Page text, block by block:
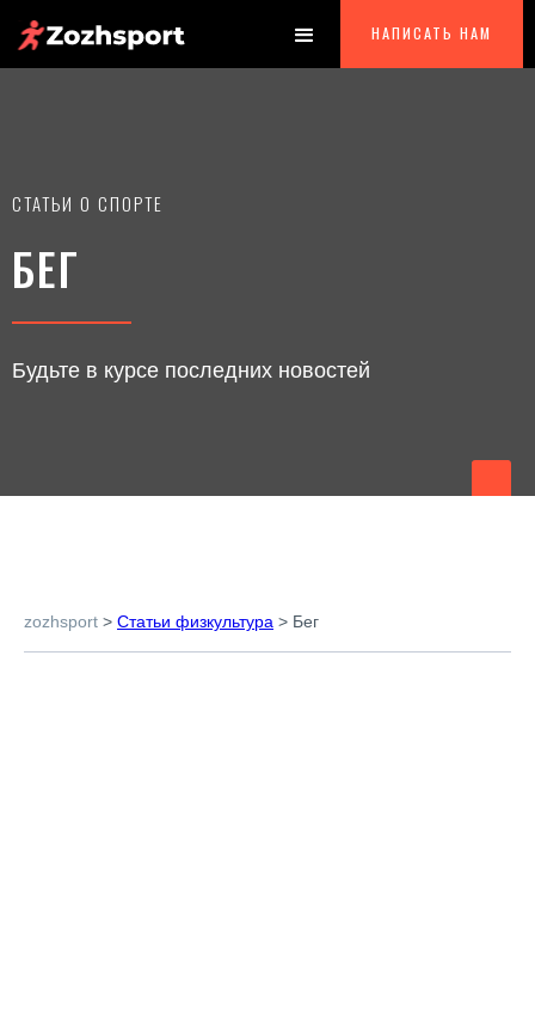
НАПИСАТЬ НАМ
СТАТЬИ О СПОРТЕ
БЕГ
Будьте в курсе последних новостей
zozhsport > Статьи физкультура > Бег